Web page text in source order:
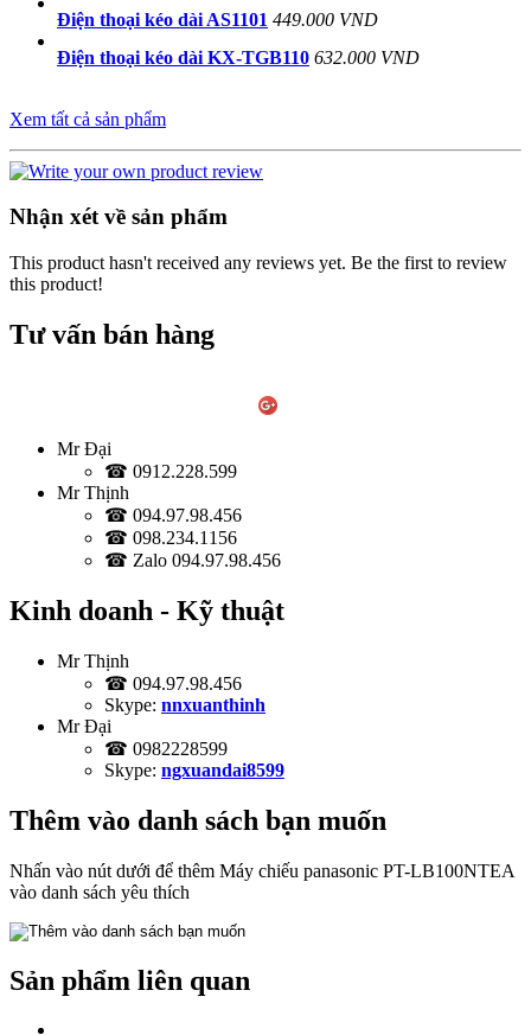
Điện thoại kéo dài AS1101 449.000 VND
Điện thoại kéo dài KX-TGB110 632.000 VND
Xem tất cả sản phẩm
Nhận xét về sản phẩm
This product hasn't received any reviews yet. Be the first to review
this product!
Tư vấn bán hàng
Mr Đại
☎ 0912.228.599
Mr Thịnh
☎ 094.97.98.456
☎ 098.234.1156
☎ Zalo 094.97.98.456
Kinh doanh - Kỹ thuật
Mr Thịnh
☎ 094.97.98.456
Skype: nnxuanthinh
Mr Đại
☎ 0982228599
Skype: ngxuandai8599
Thêm vào danh sách bạn muốn
Nhấn vào nút dưới để thêm Máy chiếu panasonic PT-LB100NTEA
vào danh sách yêu thích
Sản phẩm liên quan